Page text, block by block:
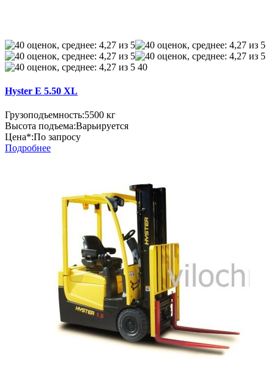
40
Hyster E 5.50 XL
Грузоподъемность:5500 кг
Высота подъема:Варьируется
Цена*:По запросу
Подробнее